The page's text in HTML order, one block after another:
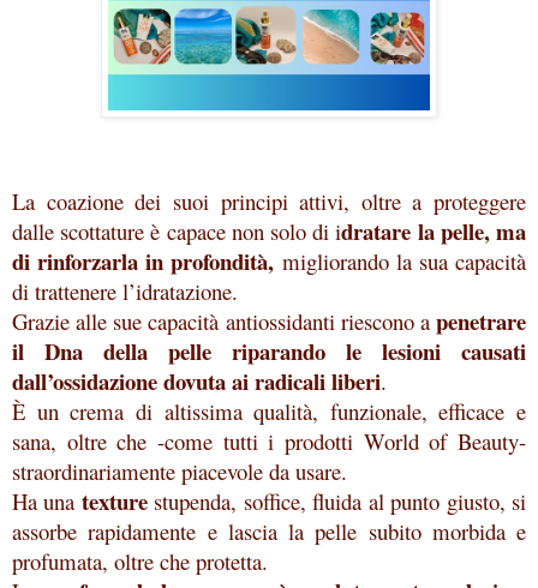
La coazione dei suoi principi attivi, oltre a proteggere
dalle scottature è capace non solo di idratare la pelle, ma
di rinforzarla in profondità, migliorando la sua capacità
di trattenere l’idratazione.
Grazie alle sue capacità antiossidanti riescono a penetrare
il Dna della pelle riparando le lesioni causati
dall’ossidazione dovuta ai radicali liberi.
È un crema di altissima qualità, funzionale, efficace e
sana, oltre che -come tutti i prodotti World of Beauty-
straordinariamente piacevole da usare.
Ha una texturestupenda, soffice, fluida al punto giusto, si
assorbe rapidamente e lascia la pelle subito morbida e
profumata, oltre che protetta.